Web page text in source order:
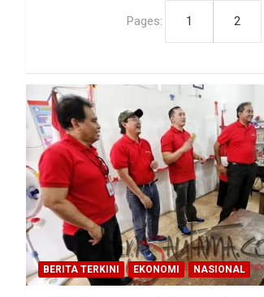
Pages: 1 2
BERITA TERKINI EKONOMI NASIONAL